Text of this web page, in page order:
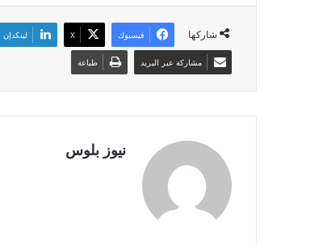
شاركها فيسبوك X لينكدإن
مشاركة عبر البريد طباعة
نيوز بلوس